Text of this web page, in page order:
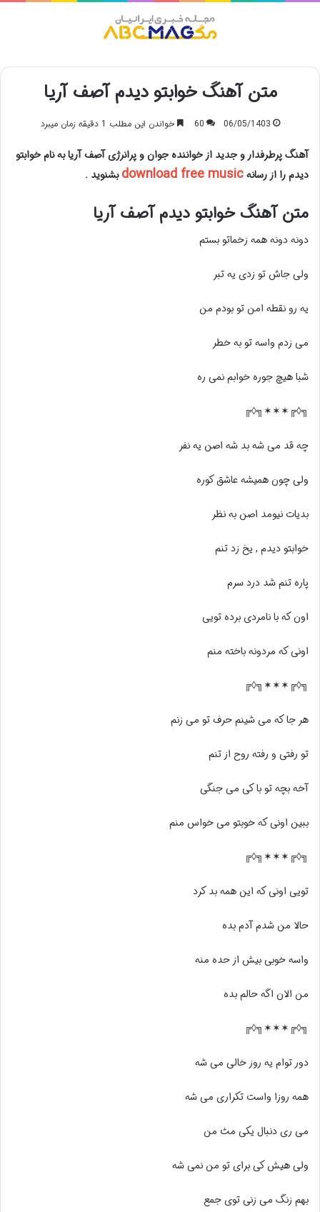
متن آهنگ خوابتو دیدم آصف آریا
06/05/1403
60 خواندن این مطلب 1 دقیقه زمان میبرد
آهنگ پرطرفدار و جدید از خواننده جوان و پرانرژی آصف آریا به نام خوابتو
دیدم را از رسانهdownload free musicبشنوید .
متن آهنگ خوابتو دیدم آصف آریا
دونه دونه همه زخماتو بستم
ولی جاش تو زدی یه تبر
یه رو نقطه امن تو بودم من
می زدم واسه تو به خطر
شبا هیچ جوره خوابم نمی ره
╗◊╔✶✶✶╗◊╔
چه قد می شه بد شه اصن یه نفر
ولی چون همیشه عاشق کوره
بدیات نیومد اصن به نظر
خوابتو دیدم , یخ زد تنم
پاره تنم شد درد سرم
اون که با نامردی برده تویی
اونی که مردونه باخته منم
╗◊╔✶✶✶╗◊╔
هر جا که می شینم حرف تو می زنم
تو رفتی و رفته روح از تنم
آخه بچه تو با کی می جنگی
ببین اونی که خوبتو می خواس منم
╗◊╔✶✶✶╗◊╔
تویی اونی که این همه بد کرد
حالا من شدم آدم بده
واسه خوبی بیش از حده منه
من الان اگه حالم بده
╗◊╔✶✶✶╗◊╔
دور توام یه روز خالی می شه
همه روزا واست تکراری می شه
می ری دنبال یکی مث من
ولی هیش کی برای تو من نمی شه
بهم زنگ می زنی توی جمع